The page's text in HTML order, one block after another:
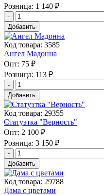
Розница: 1 140 ₽
Добавить
Код товара: 3585
Ангел Мадонна
Опт: 75 ₽
Розница: 113 ₽
Добавить
Код товара: 29355
Статуэтка "Верность"
Опт: 2 100 ₽
Розница: 3 150 ₽
Добавить
Код товара: 29788
Дама с цветами